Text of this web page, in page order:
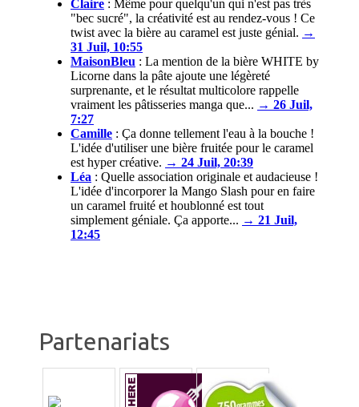
Claire : Même pour quelqu'un qui n'est pas très
"bec sucré", la créativité est au rendez-vous ! Ce
twist avec la bière au caramel est juste génial. →
31 Juil, 10:55
MaisonBleu : La mention de la bière WHITE by
Licorne dans la pâte ajoute une légèreté
surprenante, et le résultat multicolore rappelle
vraiment les pâtisseries manga que... → 26 Juil,
7:27
Camille : Ça donne tellement l'eau à la bouche !
L'idée d'utiliser une bière fruitée pour le caramel
est hyper créative. → 24 Juil, 20:39
Léa : Quelle association originale et audacieuse !
L'idée d'incorporer la Mango Slash pour en faire
un caramel fruité et houblonné est tout
simplement géniale. Ça apporte... → 21 Juil,
12:45
Partenariats